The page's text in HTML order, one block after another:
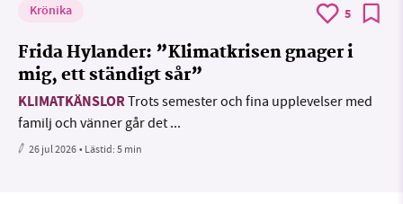
Krönika 5
Frida Hylander: ”Klimatkrisen gnager i
mig, ett ständigt sår”
KLIMATKÄNSLORTrots semester och fina upplevelser med
familj och vänner går det ...
26 jul 2026• Lästid:5 min